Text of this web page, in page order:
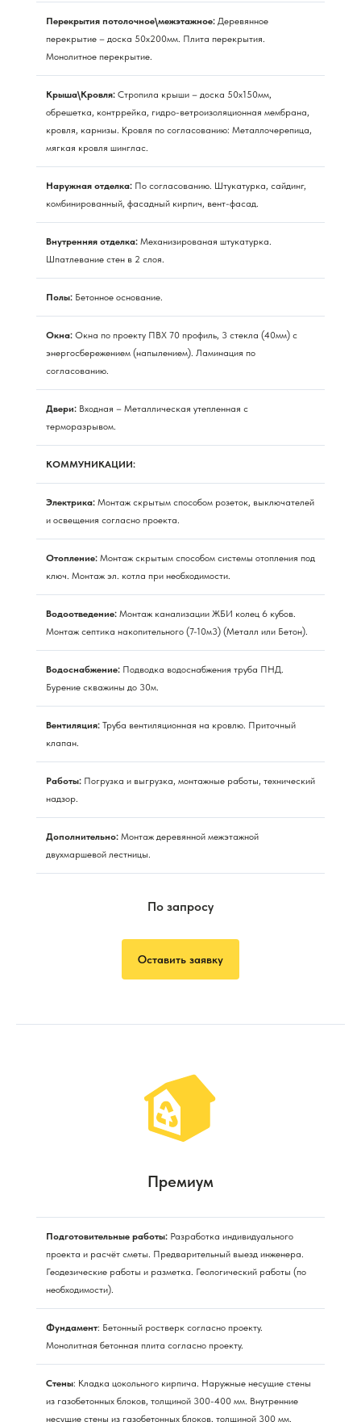
Перекрытия потолочное\межэтажное: Деревянное
перекрытие – доска 50х200мм. Плита перекрытия.
Монолитное перекрытие.
Крыша\Кровля: Стропила крыши – доска 50х150мм,
обрешетка, контррейка, гидро-ветроизоляционная мембрана,
кровля, карнизы. Кровля по согласованию: Металлочерепица,
мягкая кровля шинглас.
Наружная отделка: По согласованию. Штукатурка, сайдинг,
комбинированный, фасадный кирпич, вент-фасад.
Внутренняя отделка: Механизированая штукатурка.
Шпатлевание стен в 2 слоя.
Полы: Бетонное основание.
Окна: Окна по проекту ПВХ 70 профиль, 3 стекла (40мм) с
энергосбережением (напылением). Ламинация по
согласованию.
Двери: Входная – Металлическая утепленная с
терморазрывом.
КОММУНИКАЦИИ:
Электрика: Монтаж скрытым способом розеток, выключателей
и освещения согласно проекта.
Отопление: Монтаж скрытым способом системы отопления под
ключ. Монтаж эл. котла при необходимости.
Водоотведение: Монтаж канализации ЖБИ колец 6 кубов.
Монтаж септика накопительного (7-10м3) (Металл или Бетон).
Водоснабжение: Подводка водоснабжения труба ПНД.
Бурение скважины до 30м.
Вентиляция: Труба вентиляционная на кровлю. Приточный
клапан.
Работы: Погрузка и выгрузка, монтажные работы, технический
надзор.
Дополнительно: Монтаж деревянной межэтажной
двухмаршевой лестницы.
По запросу
Оставить заявку
Премиум
Подготовительные работы: Разработка индивидуального
проекта и расчёт сметы. Предварительный выезд инженера.
Геодезические работы и разметка. Геологический работы (по
необходимости).
Фундамент: Бетонный ростверк согласно проекту.
Монолитная бетонная плита согласно проекту.
Стены: Кладка цокольного кирпича. Наружные несущие стены
из газобетонных блоков, толщиной 300-400 мм. Внутренние
несущие стены из газобетонных блоков, толщиной 300 мм.